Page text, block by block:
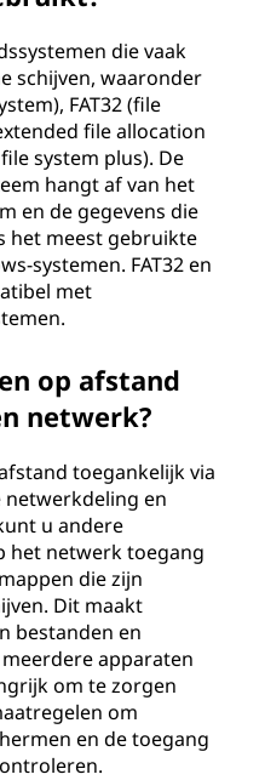
die vaak
schijven, waaronder
FAT32 (file
file allocation
system plus). De
hangt af van het
en de gegevens die
het meest gebruikte
systemen. FAT32 en
met
op afstand
netwerk?
toegankelijk via
en
u andere
het netwerk toegang
die zijn
Dit maakt
bestanden en
apparaten
om te zorgen
om
en de toegang